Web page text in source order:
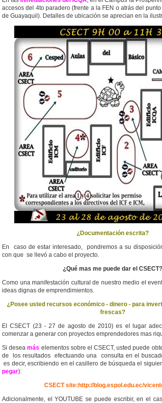
accesos del 4to paradero (frente a la FEN o atrás del
de Guayaquil). Detalles de ubicación se aprecian en la
¿Documentación escrita?
En caso de estar interesado, pondremos a su
con que se llevó a cabo el proyecto.
¿Qué mas me puede dar el CSECT?
Como una manifestación cultural de nuestro medio el
ideas dignas de emprendimientos.
¿Posee usted recursos económico - dinero - para
frescas?
El CSECT (23 - 27 de agosto de 2010) es el lugar
comenzar a generar con proyectos emprendedores mas
Si deseamás elementos sobre el CSECT, usted puede
de los resultados efectuando una consulta en el
es decir, escribiendo en el casillero de búsqueda el
pegar):
CSECT site:http://blog.espol.edu.ec/
Adicionalmente, el YOUTUBE se puede escribir, en el